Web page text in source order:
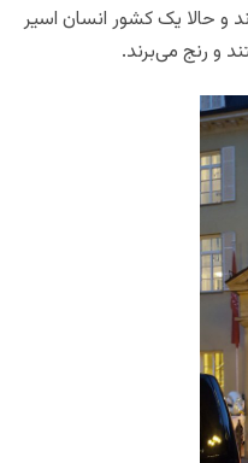
و حالا یک کشور انسان اسیر
و رنج می‌برند.